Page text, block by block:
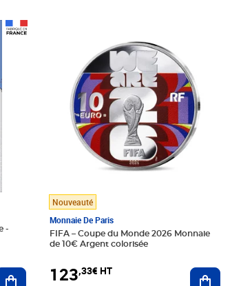
-
Ajouter au panier
Nouveauté
Monnaie De Paris
FIFA – Coupe du Monde 2026 Monnaie
de 10€ Argent colorisée
123,33€ HT